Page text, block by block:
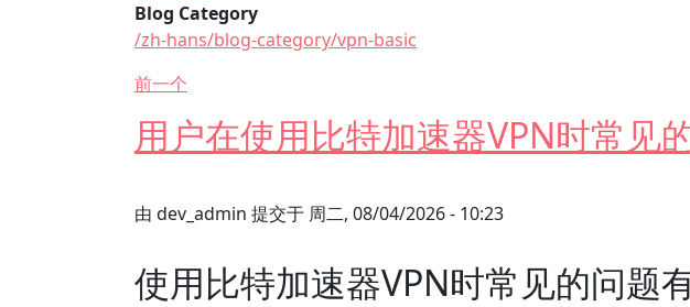
Blog Category
/zh-hans/blog-category/vpn-basic
前一个
用户在使用比特加速器VPN时常见
由 dev_admin 提交于 周二, 08/04/2026 - 10:23
使用比特加速器VPN时常见的问题